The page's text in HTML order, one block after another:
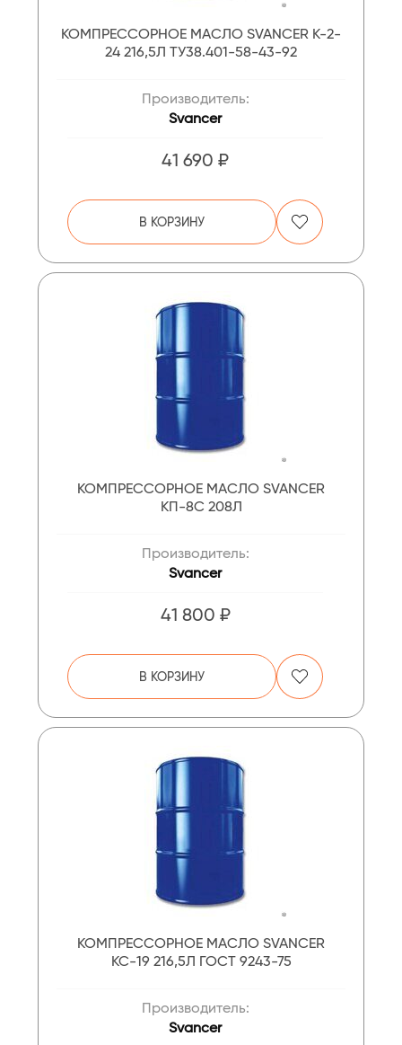
КОМПРЕССОРНОЕ МАСЛО SVANCER К-2-
24 216,5Л ТУ38.401-58-43-92
Производитель:
Svancer
41 690 ₽
В КОРЗИНУ
КОМПРЕССОРНОЕ МАСЛО SVANCER
КП-8С 208Л
Производитель:
Svancer
41 800 ₽
В КОРЗИНУ
КОМПРЕССОРНОЕ МАСЛО SVANCER
КС-19 216,5Л ГОСТ 9243-75
Производитель:
Svancer